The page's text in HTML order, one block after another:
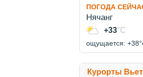
ПОГОДА
Нячанг
+33°C
ощущается:
Курорты